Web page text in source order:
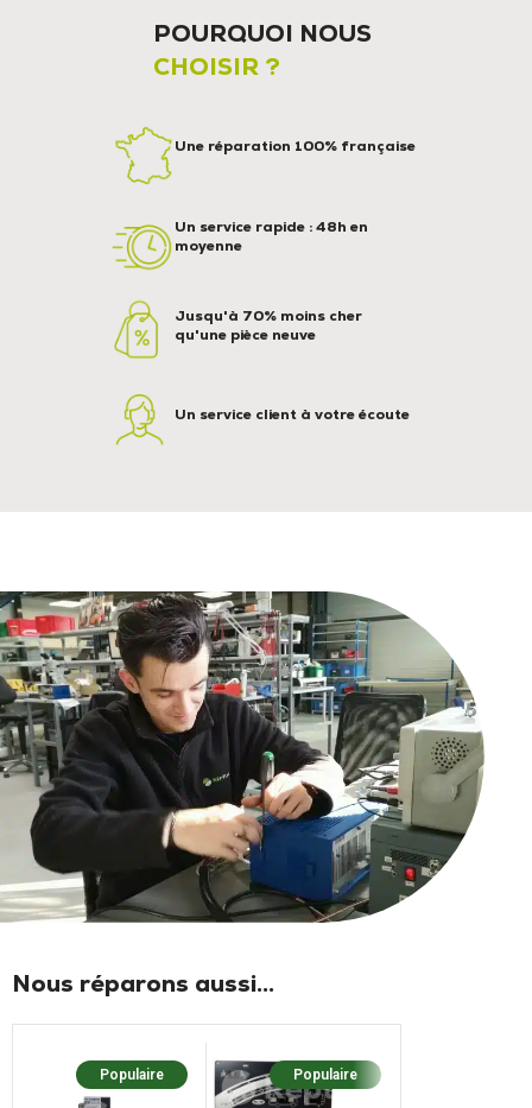
POURQUOI NOUS
CHOISIR ?
Une réparation 100% française
Un service rapide : 48h en
moyenne
Jusqu'à 70% moins cher
qu'une pièce neuve
Un service client à votre écoute
Nous réparons aussi...
Populaire Populaire Populaire